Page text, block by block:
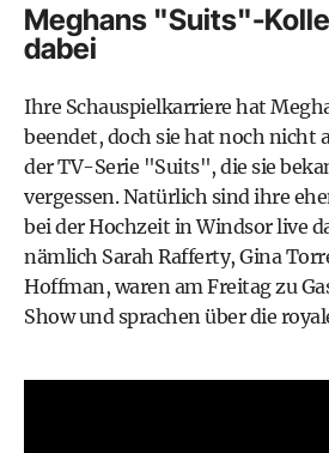
Meghans "Suits"-
dabei
Ihre Schauspielkarriere hat
beendet, doch sie hat noch nicht
derTV-Serie "Suits", die sie
vergessen. Natürlich sind ihre
bei der Hochzeit in Windsor live
nämlich Sarah Rafferty, Gina
Hoffman, waren am Freitag zu
Show und sprachen über die